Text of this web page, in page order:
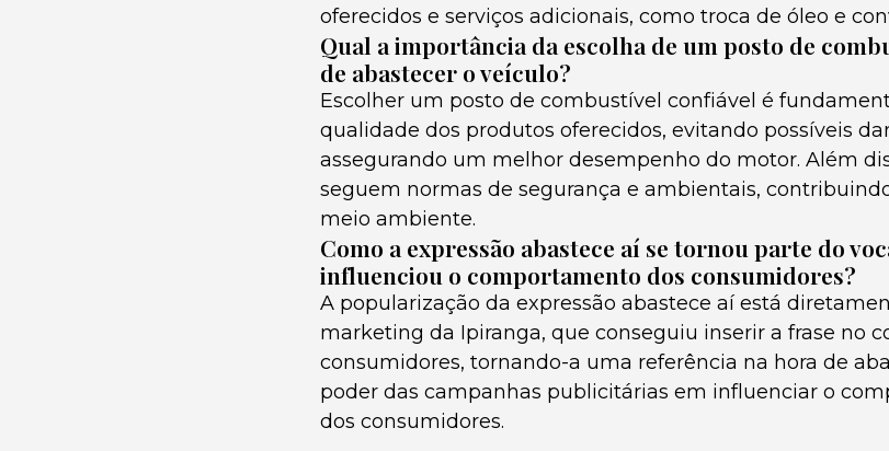
oferecidos e serviços adicionais, como troca de óleo e
Qual a importância da escolha de um posto de
de abastecer o veículo?
Escolher um posto de combustível confiável é
qualidade dos produtos oferecidos, evitando possíveis
assegurando um melhor desempenho do motor. Além
seguem normas de segurança e ambientais,
meio ambiente.
Como a expressão abastece aí se tornou parte do
influenciou o comportamento dos consumidores?
A popularização da expressão abastece aí está
marketing da Ipiranga, que conseguiu inserir a frase no
consumidores, tornando-a uma referência na hora de
poder das campanhas publicitárias em influenciar o
dos consumidores.